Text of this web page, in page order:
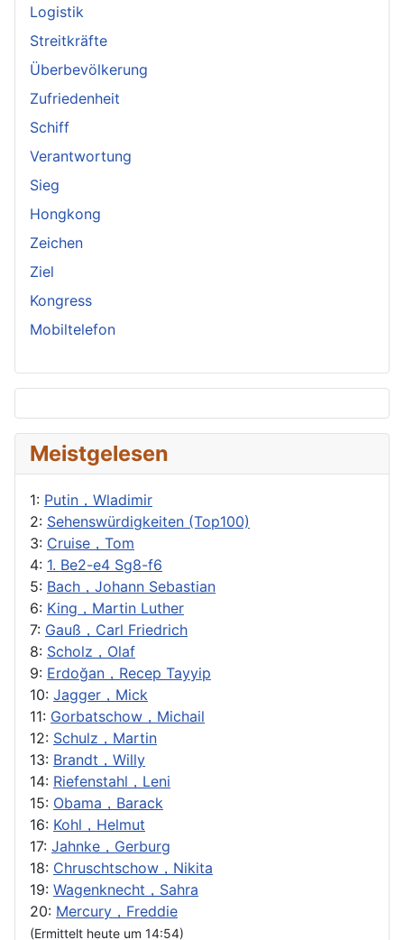
Logistik
Streitkräfte
Überbevölkerung
Zufriedenheit
Schiff
Verantwortung
Sieg
Hongkong
Zeichen
Ziel
Kongress
Mobiltelefon
Meistgelesen
1: Putin，Wladimir
2: Sehenswürdigkeiten (Top100)
3: Cruise，Tom
4: 1. Be2-e4 Sg8-f6
5: Bach，Johann Sebastian
6: King，Martin Luther
7: Gauß，Carl Friedrich
8: Scholz，Olaf
9: Erdoğan，Recep Tayyip
10: Jagger，Mick
11: Gorbatschow，Michail
12: Schulz，Martin
13: Brandt，Willy
14: Riefenstahl，Leni
15: Obama，Barack
16: Kohl，Helmut
17: Jahnke，Gerburg
18: Chruschtschow，Nikita
19: Wagenknecht，Sahra
20: Mercury，Freddie
(Ermittelt heute um 14:54)